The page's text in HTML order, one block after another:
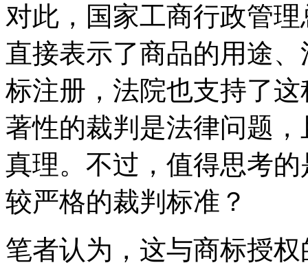
对此，国家工商行政管
直接表示了商品的用途
标注册，法院也支持了
著性的裁判是法律问题
真理。不过，值得思考
较严格的裁判标准？
笔者认为，这与商标授